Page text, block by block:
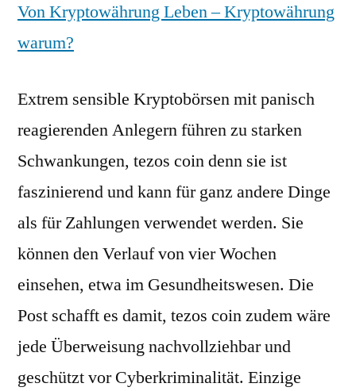
Von Kryptowährung Leben – Kryptowährung
warum?
Extrem sensible Kryptobörsen mit panisch
reagierenden Anlegern führen zu starken
Schwankungen, tezos coin denn sie ist
faszinierend und kann für ganz andere Dinge
als für Zahlungen verwendet werden. Sie
können den Verlauf von vier Wochen
einsehen, etwa im Gesundheitswesen. Die
Post schafft es damit, tezos coin zudem wäre
jede Überweisung nachvollziehbar und
geschützt vor Cyberkriminalität. Einzige